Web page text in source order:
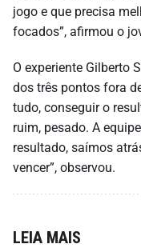
jogo e que precisa
focados”, afirmou o
O experiente Gilberto
dos três pontos fora
tudo, conseguir o
ruim, pesado. A
resultado, saímos
vencer”, observou.
LEIA MAIS